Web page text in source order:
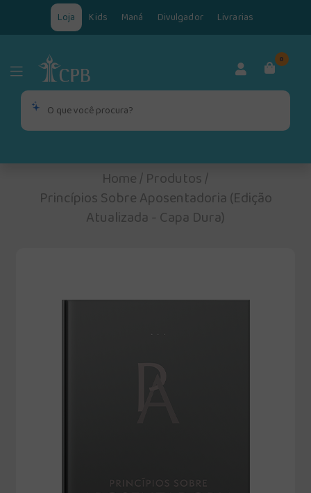
Loja Kids Maná Divulgador Livrarias
0
Home/Produtos/
Princípios Sobre Aposentadoria (Edição
Atualizada - Capa Dura)